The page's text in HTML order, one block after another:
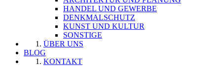
HANDEL UND GEWERBE
DENKMALSCHUTZ
KUNST UND KULTUR
SONSTIGE
ÜBER UNS
BLOG
KONTAKT